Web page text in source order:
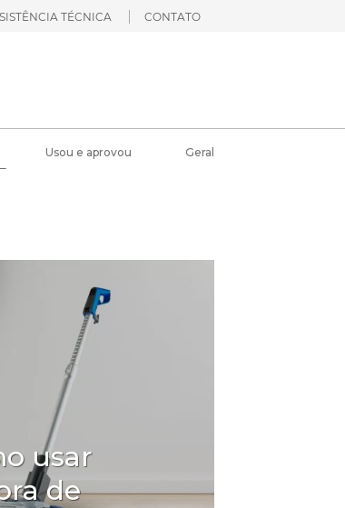
TÉCNICA CONTATO
Usou e aprovou Geral
usar
de